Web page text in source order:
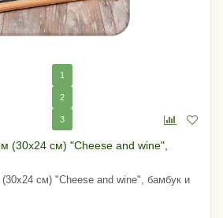
1
2
3
(30х24 см) "Cheese and wine",
см) "Cheese and wine", бамбук и